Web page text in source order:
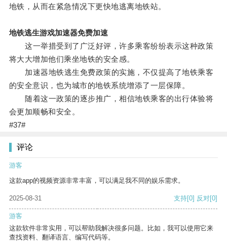
地铁，从而在紧急情况下更快地逃离地铁站。
地铁逃生游戏加速器免费加速
这一举措受到了广泛好评，许多乘客纷纷表示这种政策
将大大增加他们乘坐地铁的安全感。
加速器地铁逃生免费政策的实施，不仅提高了地铁乘客
的安全意识，也为城市的地铁系统增添了一层保障。
随着这一政策的逐步推广，相信地铁乘客的出行体验将
会更加顺畅和安全。
#37#
评论
游客
这款app的视频资源非常丰富，可以满足我不同的娱乐需求。
2025-08-31 支持[0] 反对[0]
游客
这款软件非常实用，可以帮助我解决很多问题。比如，我可以使用它来
查找资料、翻译语言、编写代码等。